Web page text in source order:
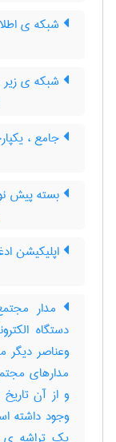
شبکه ی
شبکه ی زیر
جامع ،
بسته پیش
اپلیکیشن
دستگاه
وعناصر
و از آن
وجود داشته